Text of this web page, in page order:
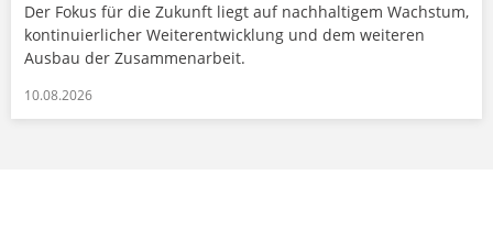
Der Fokus für die Zukunft liegt auf nachhaltigem Wachstum,
kontinuierlicher Weiterentwicklung und dem weiteren
Ausbau der Zusammenarbeit.
10.08.2026